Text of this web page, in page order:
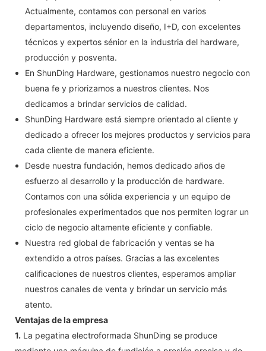
Actualmente, contamos con personal en varios
departamentos, incluyendo diseño, I+D, con excelentes
técnicos y expertos sénior en la industria del hardware,
producción y posventa.
En ShunDing Hardware, gestionamos nuestro negocio con
buena fe y priorizamos a nuestros clientes. Nos
dedicamos a brindar servicios de calidad.
ShunDing Hardware está siempre orientado al cliente y
dedicado a ofrecer los mejores productos y servicios para
cada cliente de manera eficiente.
Desde nuestra fundación, hemos dedicado años de
esfuerzo al desarrollo y la producción de hardware.
Contamos con una sólida experiencia y un equipo de
profesionales experimentados que nos permiten lograr un
ciclo de negocio altamente eficiente y confiable.
Nuestra red global de fabricación y ventas se ha
extendido a otros países. Gracias a las excelentes
calificaciones de nuestros clientes, esperamos ampliar
nuestros canales de venta y brindar un servicio más
atento.
Ventajas de la empresa
1. La pegatina electroformada ShunDing se produce